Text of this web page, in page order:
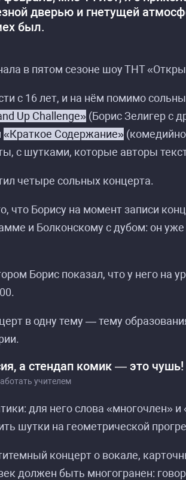
дверью и гнетущей
был.
в пятом сезоне шоу ТНТ
с 16 лет, и на нём помимо
Up Challenge» (Борис Зелигер с
«Краткое Содержание»
с шутками, которые авторы
четыре сольных концерта.
что Борису на момент записи
и Болконскому с дубом: он уже
Борис показал, что у него на
в одну тему — тему
а стендап комик — это чушь!
учителем
для него слова «многочлен»
шутки на геометрической
концерт о вокале,
должен быть многогранен: